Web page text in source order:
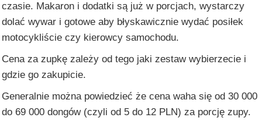
czasie. Makaron i dodatki są już w porcjach, wystarczy
dolać wywar i gotowe aby błyskawicznie wydać posiłek
motocykliście czy kierowcy samochodu.
Cena za zupkę zależy od tego jaki zestaw wybierzecie i
gdzie go zakupicie.
Generalnie można powiedzieć że cena waha się od 30 000
do 69 000 dongów (czyli od 5 do 12 PLN) za porcję zupy.